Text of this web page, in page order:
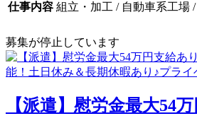
仕事内容 組立・加工 / 自動車系工場 /
募集が停止しています
【派遣】慰労金最大54